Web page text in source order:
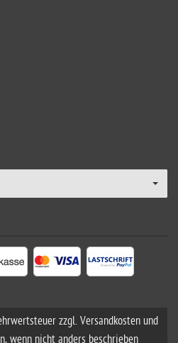
zzgl. Versandkosten und
wenn nicht anders beschrieben